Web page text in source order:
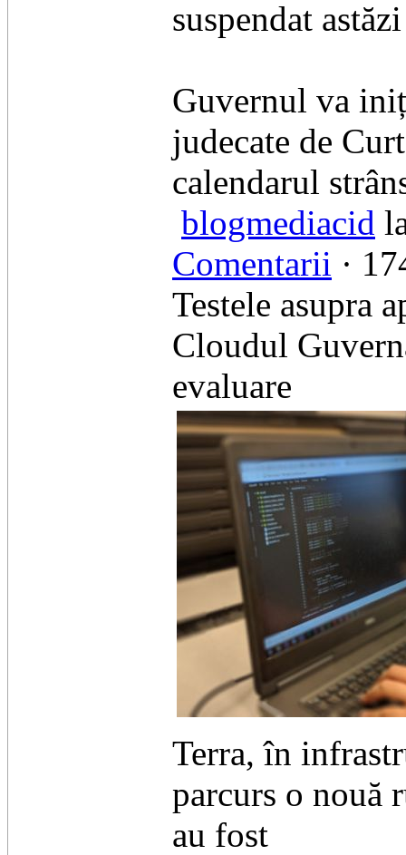
suspendat
Guvernul va
judecate de
calendarul
blogmediacid
Comentarii ·
Testele asupra
Cloudul
evaluare
Terra, în
parcurs o nouă
au fost